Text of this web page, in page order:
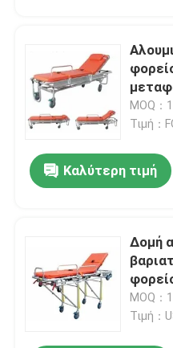
Προϊόντα
Βίντεο
MOQ：
Τιμή：
Καλύτερη τιμή
Δομή
MOQ：1
Τιμή：